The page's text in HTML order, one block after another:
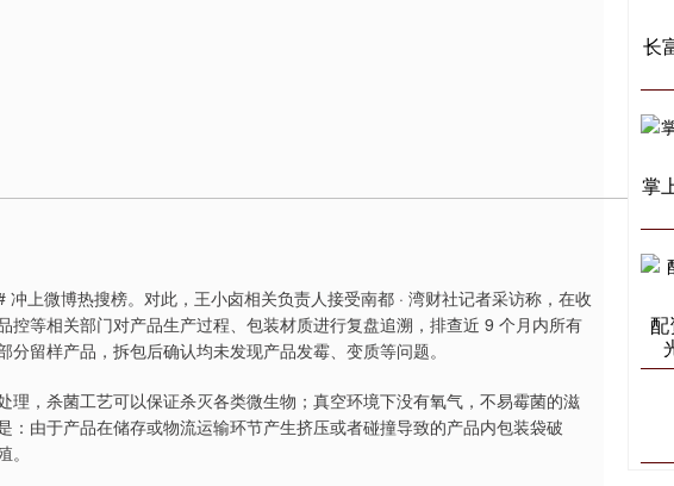
上微博热搜榜。对此，王小卤相关负责人接受南都 · 湾财社记者采访称，在收
控等相关部门对产品生产过程、包装材质进行复盘追溯，排查近 9 个月内所有
留样产品，拆包后确认均未发现产品发霉、变质等问题。
理，杀菌工艺可以保证杀灭各类微生物；真空环境下没有氧气，不易霉菌的滋
：由于产品在储存或物流运输环节产生挤压或者碰撞导致的产品内包装袋破
长
掌
配